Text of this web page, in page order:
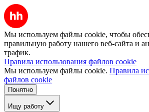
Мы используем файлы cookie, чтобы
правильную работу нашего веб-сайта и
трафик.
Правила использования файлов cookie
Мы используем файлы cookie. Правила
файлов cookie
Понятно
Ищу работу